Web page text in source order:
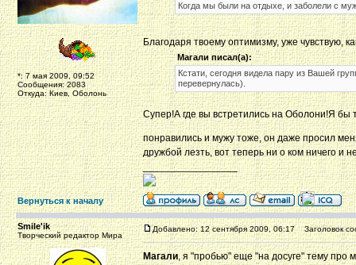
*: 7 мая 2009, 09:52
Сообщения: 2083
Откуда: Киев, Оболонь
Когда мы были на отдыхе, и заболели с
Благодаря твоему оптимизму, уже чувствую,
Магали писал(а):
Кстати, сегодня видела пару из Вашей
перевернулась).
Супер!А где вы встретились на Оболони!Я
понравились и мужу тоже, он даже просил
дружбой лезть, вот теперь ни о ком ничего и
_________________
Вернуться к началу
Smile'ik
Творческий редактор Мира
Добавлено: 12 сентября 2009, 06:17 Заголовок
Магали, я "пробью" еще "на досуге" тему про